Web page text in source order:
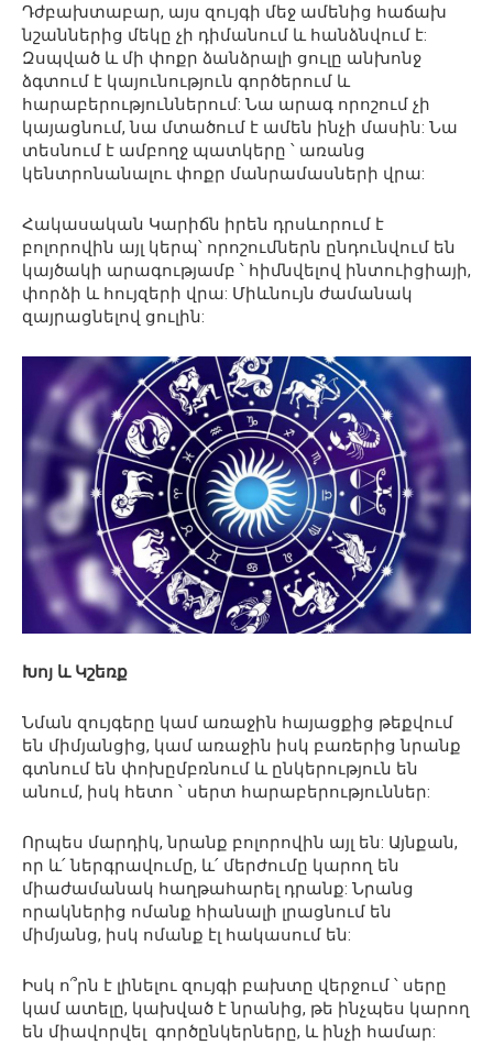
Դժբախտաբար, այս զույգի մեջ ամենից հաճախ
նշաններից մեկը չի դիմանում և հանձնվում է:
Զսպված և մի փոքր ձանձրալի ցուլը անխոնջ
ձգտում է կայունություն գործերում և
հարաբերություններում: Նա արագ որոշում չի
կայացնում, նա մտածում է ամեն ինչի մասին: Նա
տեսնում է ամբողջ պատկերը ՝ առանց
կենտրոնանալու փոքր մանրամասների վրա:
Հակասական Կարիճն իրեն դրսևորում է
բոլորովին այլ կերպ՝ որոշումներն ընդունվում են
կայծակի արագությամբ ՝ հիմնվելով ինտուիցիայի,
փորձի և հույզերի վրա: Միևնույն ժամանակ
զայրացնելով ցուլին:
Խոյ և Կշեռք
Նման զույգերը կամ առաջին հայացքից թեքվում
են միմյանցից, կամ առաջին իսկ բառերից նրանք
գտնում են փոխըմբռնում և ընկերություն են
անում, իսկ հետո ՝ սերտ հարաբերություններ:
Որպես մարդիկ, նրանք բոլորովին այլ են: Այնքան,
որ և՛ ներգրավումը, և՛ մերժումը կարող են
միաժամանակ հաղթահարել դրանք: Նրանց
որակներից ոմանք հիանալի լրացնում են
միմյանց, իսկ ոմանք էլ հակասում են:
Իսկ ո՞րն է լինելու զույգի բախտը վերջում ՝ սերը
կամ ատելը, կախված է նրանից, թե ինչպես կարող
են միավորվել գործընկերները, և ինչի համար: